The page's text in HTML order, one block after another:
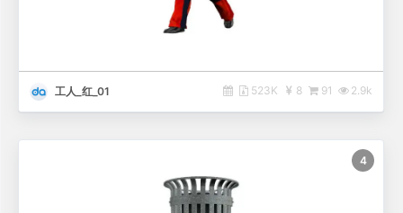
工人_红_01 523K 8 91 2.9k
4